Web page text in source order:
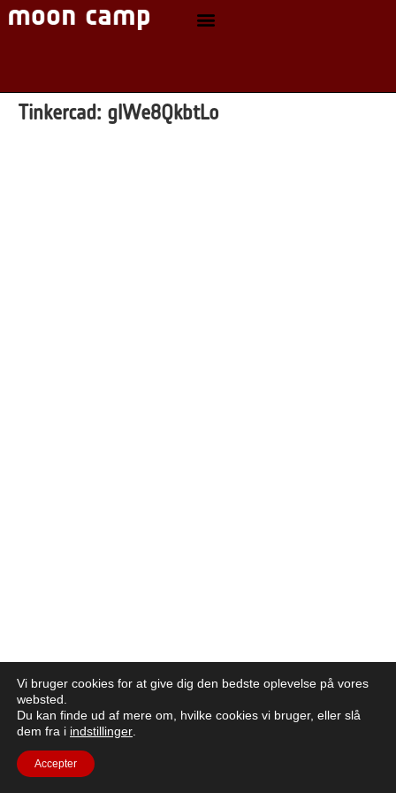
Tinkercad: glWe8QkbtLo
Vi bruger cookies for at give dig den bedste oplevelse på vores
websted.
Du kan finde ud af mere om, hvilke cookies vi bruger, eller slå
dem fra i indstillinger
Accepter